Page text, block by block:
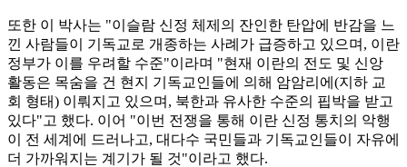
또한 이 박사는 "이슬람 신정 체제의 잔인한 탄압에 반감을 느
낀 사람들이 기독교로 개종하는 사례가 급증하고 있으며, 이란
정부가 이를 우려할 수준"이라며 "현재 이란의 전도 및 신앙
활동은 목숨을 건 현지 기독교인들에 의해 암암리에(지하 교
회 형태) 이뤄지고 있으며, 북한과 유사한 수준의 핍박을 받고
있다"고 했다. 이어 "이번 전쟁을 통해 이란 신정 통치의 악행
이 전 세계에 드러나고, 대다수 국민들과 기독교인들이 자유에
더 가까워지는 계기가 될 것"이라고 했다.